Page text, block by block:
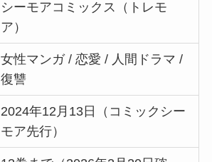
シーモアコミックス（トレモ
ア）
女性マンガ / 恋愛 / 人間ドラマ /
復讐
2024年12月13日（コミックシー
モア先行）